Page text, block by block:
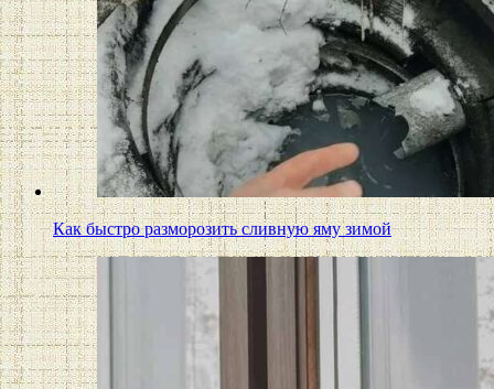
Как быстро разморозить сливную яму зимой